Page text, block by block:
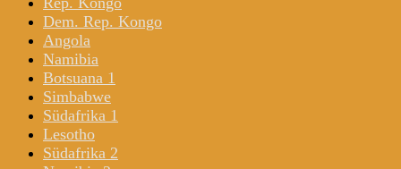
Dem. Rep. Kongo
Angola
Namibia
Botsuana 1
Simbabwe
Südafrika 1
Lesotho
Südafrika 2